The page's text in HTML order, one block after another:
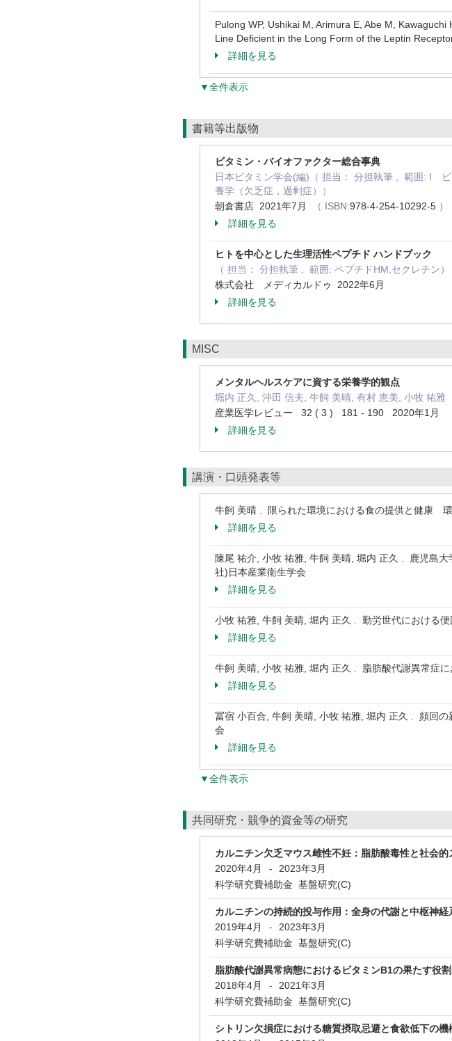
Pulong WP, Ushikai M, Arimura E, Abe M,
Line Deficient in the Long Form of the Leptin
詳細を見る
▼全件表示
書籍等出版物
ビタミン・バイオファクター総合事典
日本ビタミン学会(編)（ 担当： 分担執筆 , 範囲:
養学（欠乏症，過剰症））
朝倉書店 2021年7月
（ ISBN:978-4-254-10292-5 ）
詳細を見る
ヒトを中心とした生理活性ペプチド ハンドブック
（ 担当： 分担執筆 , 範囲: ペプチドHM,セクレチン）
株式会社 メディカルドゥ 2022年6月
詳細を見る
MISC
メンタルヘルスケアに資する栄養学的観点
堀内 正久, 沖田 信夫, 牛飼 美晴, 有村 恵美, 小牧 祐雅
産業医学レビュー 32 ( 3 ) 181 - 190 2020年1月
詳細を見る
講演・口頭発表等
牛飼 美晴 . 限られた環境における食の提供と健康
詳細を見る
陳尾 祐介, 小牧 祐雅, 牛飼 美晴, 堀内 正久 . 鹿児島
社)日本産業衛生学会
詳細を見る
小牧 祐雅, 牛飼 美晴, 堀内 正久 . 勤労世代における
詳細を見る
牛飼 美晴, 小牧 祐雅, 堀内 正久 . 脂肪酸代謝異常症
詳細を見る
冨宿 小百合, 牛飼 美晴, 小牧 祐雅, 堀内 正久 . 頻回
会
詳細を見る
▼全件表示
共同研究・競争的資金等の研究
カルニチン欠乏マウス雌性不妊：脂肪酸毒性と社会
2020年4月
-
2023年3月
科学研究費補助金 基盤研究(C)
カルニチンの持続的投与作用：全身の代謝と中枢神
2019年4月
-
2023年3月
科学研究費補助金 基盤研究(C)
脂肪酸代謝異常病態におけるビタミンB1の果たす役
2018年4月
-
2021年3月
科学研究費補助金 基盤研究(C)
シトリン欠損症における糖質摂取忌避と食欲低下の機